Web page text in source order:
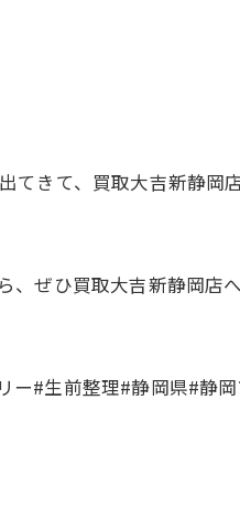
きて、買取大吉新静岡
ぜひ買取大吉新静岡店
#生前整理#静岡県#静